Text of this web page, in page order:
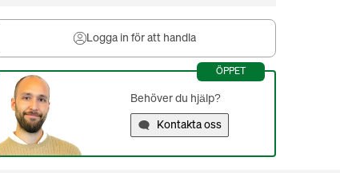
Logga in för att handla
Behöver du hjälp?
Kontakta oss
ÖPPET